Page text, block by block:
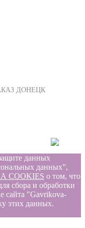
ДОНЕЦК
данных
данных”,
COOKIES о том, что
сбора и обработки
сайта "Gavrikova-
этих данных.